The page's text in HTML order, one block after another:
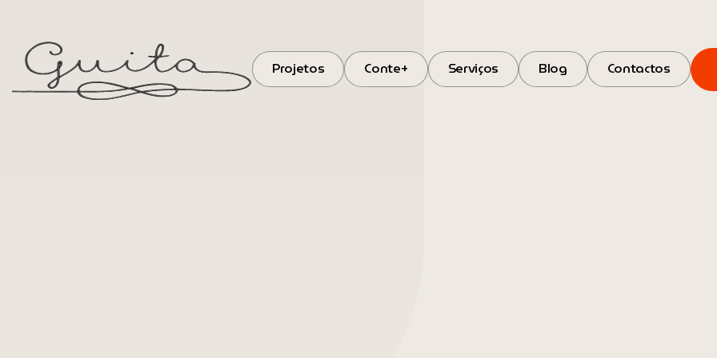
Projetos
Projetos
Conte+
Conte+
Serviços
Serviços
Blog
Blog
Contactos
Contactos